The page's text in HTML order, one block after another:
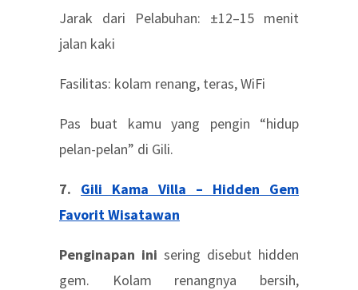
Jarak dari Pelabuhan: ±12–15 menit
jalan kaki
Fasilitas: kolam renang, teras, WiFi
Pas buat kamu yang pengin “hidup
pelan-pelan” di Gili.
7. Gili Kama Villa – Hidden Gem
Favorit Wisatawan
Penginapan ini sering disebut hidden
gem. Kolam renangnya bersih,